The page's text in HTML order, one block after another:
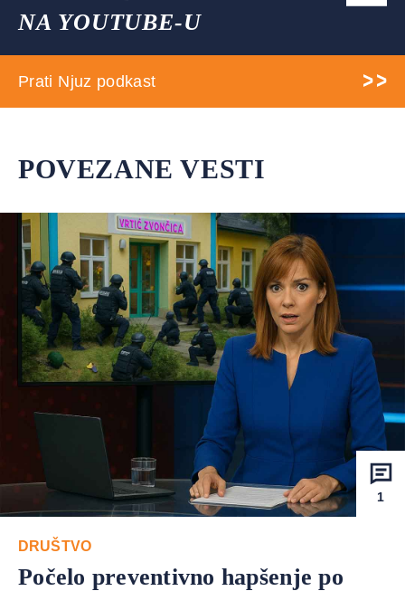
NA YOUTUBE-U
Prati Njuz podkast
POVEZANE VESTI
1
DRUŠTVO
Počelo preventivno hapšenje po